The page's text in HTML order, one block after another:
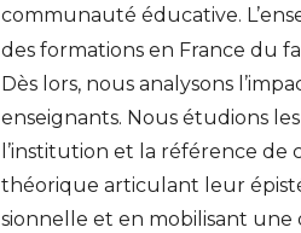
communauté éducative.
des formations en France du
Dès lors, nous analysons
enseignants. Nous étudions
l’institution et la référence de
théorique articulant leur
sionnelle et en mobilisant